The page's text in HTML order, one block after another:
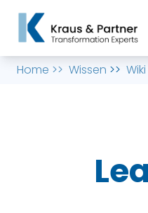
Home >> Wissen >> Wiki